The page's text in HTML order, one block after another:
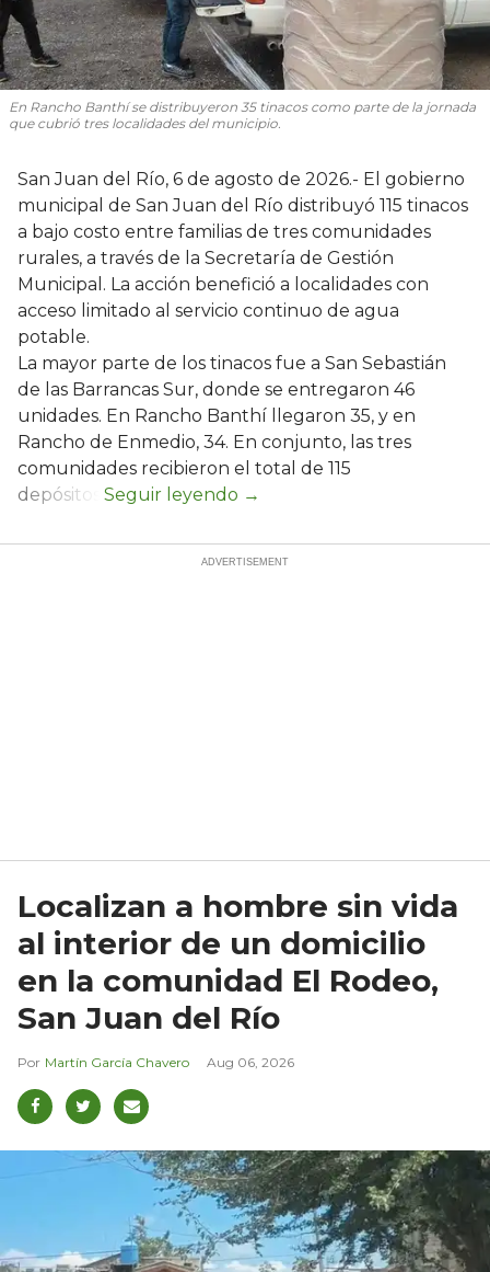
En Rancho Banthí se distribuyeron 35 tinacos como parte de la jornada
que cubrió tres localidades del municipio.
San Juan del Río, 6 de agosto de 2026.- El gobierno
municipal de San Juan del Río distribuyó 115 tinacos
a bajo costo entre familias de tres comunidades
rurales, a través de la Secretaría de Gestión
Municipal. La acción benefició a localidades con
acceso limitado al servicio continuo de agua
potable.
La mayor parte de los tinacos fue a San Sebastián
de las Barrancas Sur, donde se entregaron 46
unidades. En Rancho Banthí llegaron 35, y en
Rancho de Enmedio, 34. En conjunto, las tres
comunidades recibieron el total de 115
depósitos.
Localizan a hombre sin vida
al interior de un domicilio
en la comunidad El Rodeo,
San Juan del Río
Martín García Chavero Aug 06, 2026